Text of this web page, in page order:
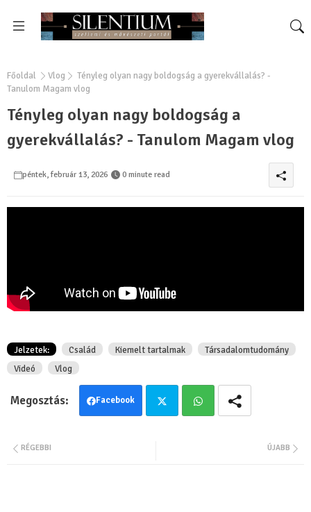
Főoldal Vlog
Tényleg olyan nagy boldogság a gyerekvállalás? -
Tanulom Magam vlog
Tényleg olyan nagy boldogság a
gyerekvállalás? - Tanulom Magam vlog
péntek, február 13, 2026 0 minute read
Jelzetek: Család Kiemelt tartalmak
Társadalomtudomány
Videó
Vlog
Facebook
ÚJABB
RÉGEBBI